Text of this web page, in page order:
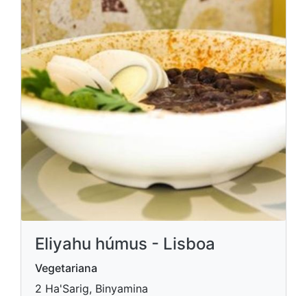
Eliyahu húmus - Lisboa
Vegetariana
2 Ha'Sarig, Binyamina